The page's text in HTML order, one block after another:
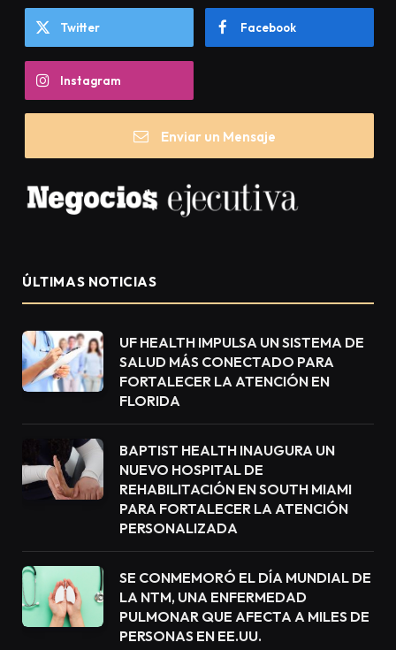
Twitter Facebook
Instagram
Enviar un Mensaje
ÚLTIMAS NOTICIAS
UF HEALTH IMPULSA UN SISTEMA DE
SALUD MÁS CONECTADO PARA
FORTALECER LA ATENCIÓN EN
FLORIDA
BAPTIST HEALTH INAUGURA UN
NUEVO HOSPITAL DE
REHABILITACIÓN EN SOUTH MIAMI
PARA FORTALECER LA ATENCIÓN
PERSONALIZADA
SE CONMEMORÓ EL DÍA MUNDIAL DE
LA NTM, UNA ENFERMEDAD
PULMONAR QUE AFECTA A MILES DE
PERSONAS EN EE.UU.